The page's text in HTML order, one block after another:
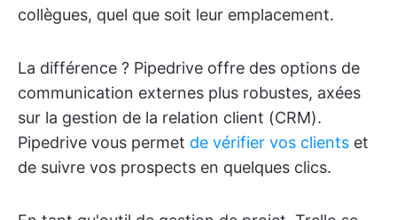
collègues, quel que soit leur emplacement.
La différence ? Pipedrive offre des options de
communication externes plus robustes, axées
sur la gestion de la relation client (CRM).
Pipedrive vous permet de vérifier vos clients et
de suivre vos prospects en quelques clics.